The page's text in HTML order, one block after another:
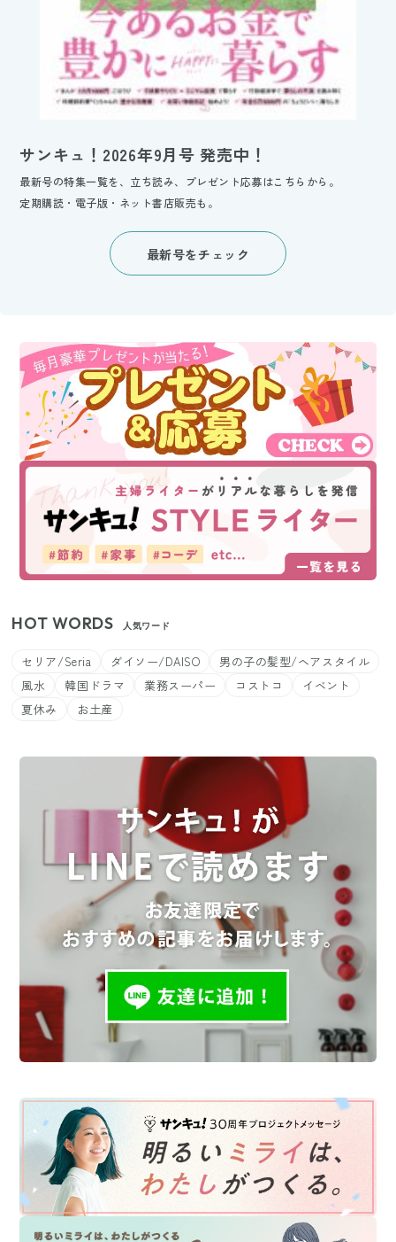
サンキュ！2026年9月号 発売中！
最新号の特集一覧を、立ち読み、プレゼント応募はこちらから。
定期購読・電子版・ネット書店販売も。
最新号をチェック
HOT WORDS 人気ワード
セリア/Seria ダイソー/DAISO
男の子の髪型/ヘアスタイル
風水
韓国ドラマ 業務スーパー コストコ
イベント
夏休み
お土産